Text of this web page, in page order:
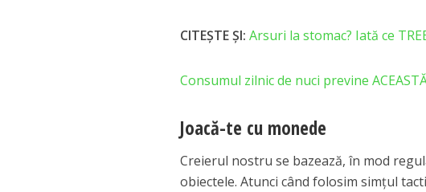
CITEȘTE ȘI:Arsuri la stomac? Iată ce
Consumul zilnic de nuci previne
Joacă-te cu monede
Creierul nostru se bazează, în mod
obiectele. Atunci când folosim simțul